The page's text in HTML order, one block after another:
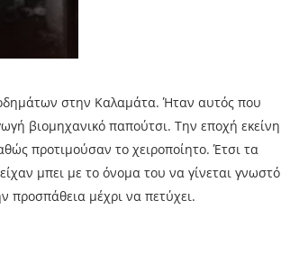
στην Καλαμάτα. Ήταν αυτός που
βιομηχανικό παπούτσι. Την εποχή εκείνη
προτιμούσαν το χειροποίητο. Έτσι τα
μπει με το όνομα του να γίνεται γνωστό
προσπάθεια μέχρι να πετύχει.